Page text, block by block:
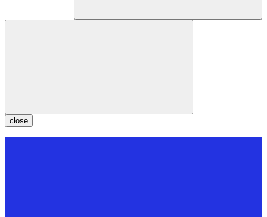
close